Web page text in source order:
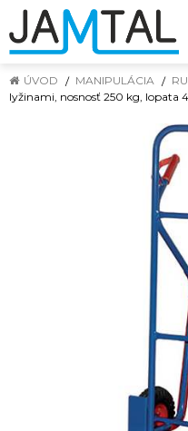
ÚVOD MANIPULÁCIA
lyžinami, nosnosť 250 kg, lopata